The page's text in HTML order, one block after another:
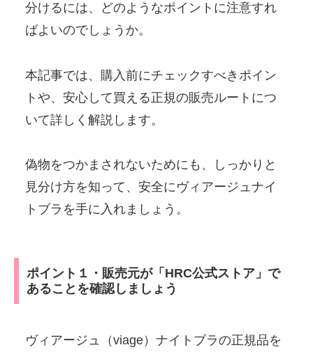
分けるには、どのようなポイントに注意すれ
ばよいのでしょうか。
本記事では、購入前にチェックすべきポイン
トや、安心して買える正規の販売ルートにつ
いて詳しく解説します。
偽物をつかまされないためにも、しっかりと
見分け方を知って、安全にヴィアージュナイ
トブラを手に入れましょう。
ポイント１・販売元が「HRC公式ストア」で
あることを確認しましょう
ヴィアージュ（viage）ナイトブラの正規品を